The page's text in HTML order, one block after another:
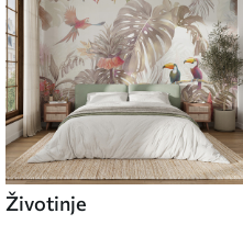
Životinje